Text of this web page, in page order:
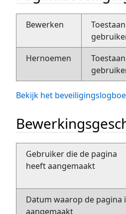
Bewerken
Hernoemen
Bekijk het
Gebruiker die de pagina
heeft aangemaakt
Datum waarop de pagina
aangemaakt